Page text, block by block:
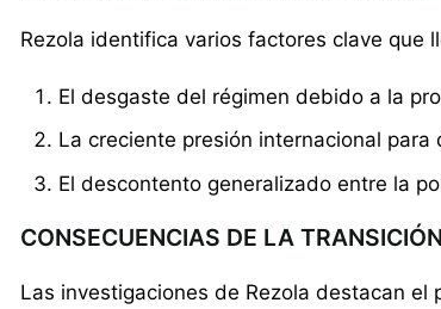
Rezola identifica varios factores clave que
El desgaste del régimen debido a la
La creciente presión internacional para
El descontento generalizado entre la
CONSECUENCIAS DE LA
Las investigaciones de Rezola destacan